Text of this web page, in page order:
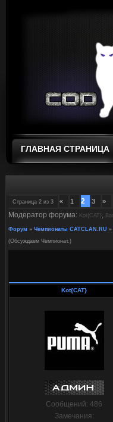
ГЛАВНАЯ СТРАНИЦА
Страница 2 из 3 « 1 2 3 »
Модератор форума: Kot{CAT},
Форум » Чемпионаты CATCLAN.RU »
(Обсуждаем Чемпионат.)
Kot{CAT}
Сообщений: 486
Замечания: